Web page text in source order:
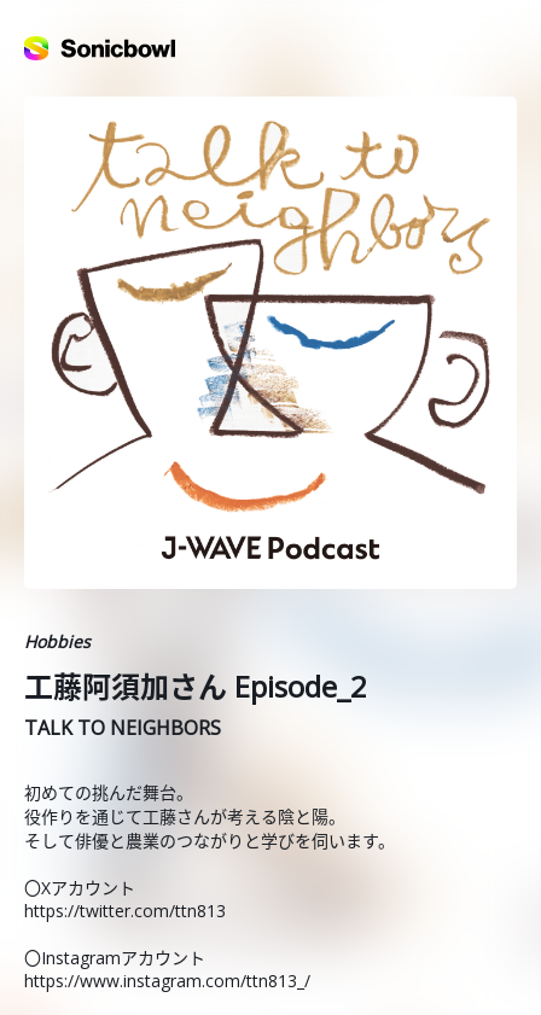
Hobbies
工藤阿須加さん Episode_2
TALK TO NEIGHBORS
初めての挑んだ舞台。
役作りを通じて工藤さんが考える陰と陽。
そして俳優と農業のつながりと学びを伺います。
〇Xアカウント
https://twitter.com/ttn813
〇Instagramアカウント
https://www.instagram.com/ttn813_/